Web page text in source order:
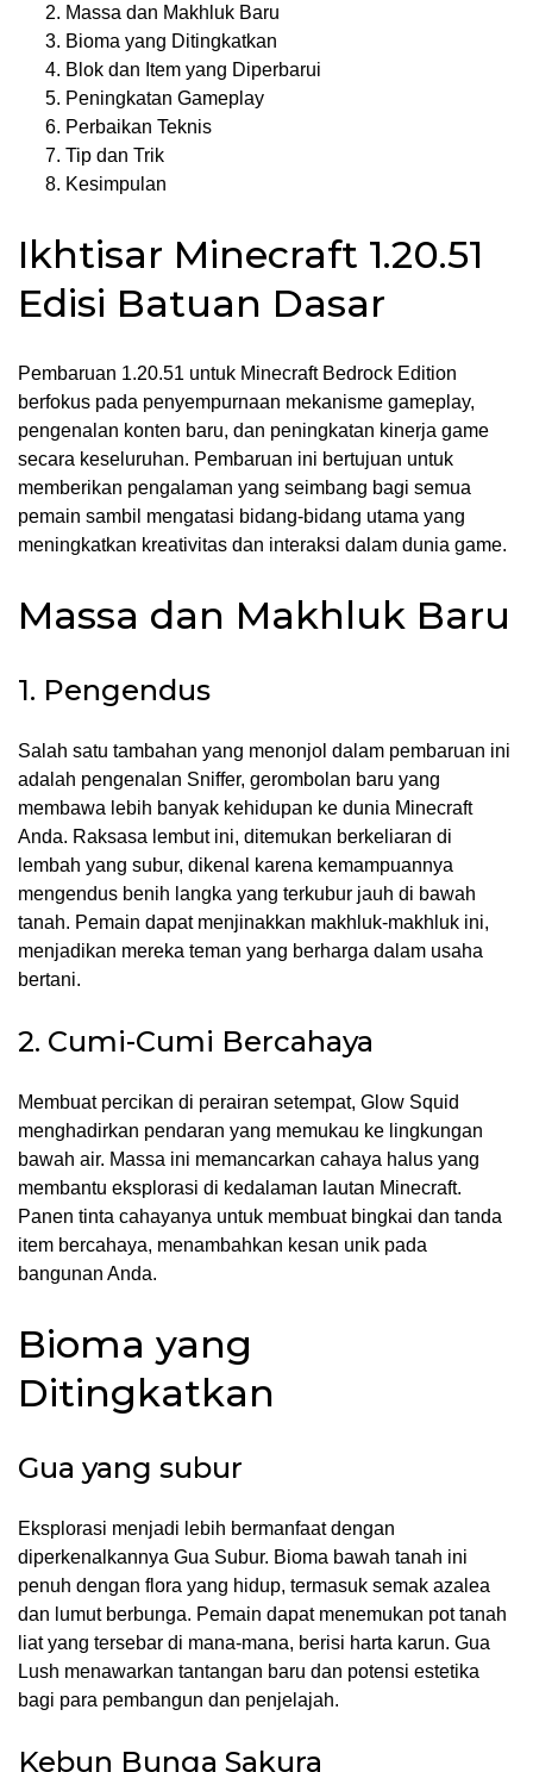
Massa dan Makhluk Baru
Bioma yang Ditingkatkan
Blok dan Item yang Diperbarui
Peningkatan Gameplay
Perbaikan Teknis
Tip dan Trik
Kesimpulan
Ikhtisar Minecraft 1.20.51
Edisi Batuan Dasar
Pembaruan 1.20.51 untuk Minecraft Bedrock Edition
berfokus pada penyempurnaan mekanisme gameplay,
pengenalan konten baru, dan peningkatan kinerja game
secara keseluruhan. Pembaruan ini bertujuan untuk
memberikan pengalaman yang seimbang bagi semua
pemain sambil mengatasi bidang-bidang utama yang
meningkatkan kreativitas dan interaksi dalam dunia game.
Massa dan Makhluk Baru
1. Pengendus
Salah satu tambahan yang menonjol dalam pembaruan ini
adalah pengenalan Sniffer, gerombolan baru yang
membawa lebih banyak kehidupan ke dunia Minecraft
Anda. Raksasa lembut ini, ditemukan berkeliaran di
lembah yang subur, dikenal karena kemampuannya
mengendus benih langka yang terkubur jauh di bawah
tanah. Pemain dapat menjinakkan makhluk-makhluk ini,
menjadikan mereka teman yang berharga dalam usaha
bertani.
2. Cumi-Cumi Bercahaya
Membuat percikan di perairan setempat, Glow Squid
menghadirkan pendaran yang memukau ke lingkungan
bawah air. Massa ini memancarkan cahaya halus yang
membantu eksplorasi di kedalaman lautan Minecraft.
Panen tinta cahayanya untuk membuat bingkai dan tanda
item bercahaya, menambahkan kesan unik pada
bangunan Anda.
Bioma yang
Ditingkatkan
Gua yang subur
Eksplorasi menjadi lebih bermanfaat dengan
diperkenalkannya Gua Subur. Bioma bawah tanah ini
penuh dengan flora yang hidup, termasuk semak azalea
dan lumut berbunga. Pemain dapat menemukan pot tanah
liat yang tersebar di mana-mana, berisi harta karun. Gua
Lush menawarkan tantangan baru dan potensi estetika
bagi para pembangun dan penjelajah.
Kebun Bunga Sakura